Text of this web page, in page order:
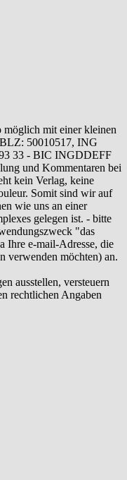
mit einer kleinen
50010517, ING
33 - BIC INGDDEFF
und Kommentaren bei
kein Verlag, keine
Somit sind wir auf
wie uns an einer
gelegen ist. - bitte
"das
Ihre e-mail-Adresse, die
verwenden möchten) an.
ausstellen, versteuern
rechtlichen Angaben